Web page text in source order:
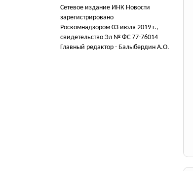
Сетевое издание ИНК Новости
зарегистрировано
Роскомнадзором 03 июля 2019 г.,
свидетельство Эл № ФС 77-76014
Главный редактор - Балыбердин А.О.